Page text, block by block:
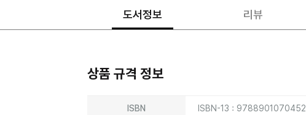
도서정보 리뷰
상품 규격 정보
ISBN ISBN-13 : 9788901070452